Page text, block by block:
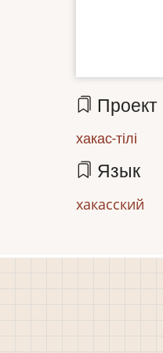
Проект
хакас-тілі
Язык
хакасский